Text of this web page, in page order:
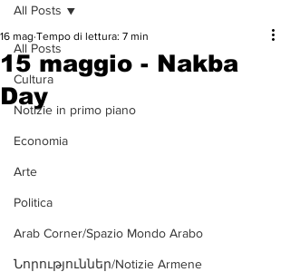
All Posts
Cultura
Notizie in primo piano
Economia
Arte
Politica
Arab Corner/Spazio Mondo Arabo
Նորություններ/Notizie Armene
All Posts
15 maggio - Nakba
Day
16 mag Tempo di lettura: 7 min